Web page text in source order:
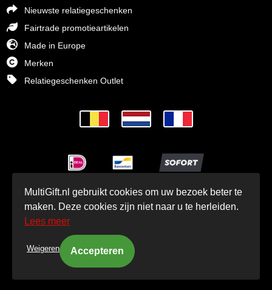
Nieuwste relatiegeschenken
Fairtrade promotieartikelen
Made in Europe
Merken
Relatiegeschenken Outlet
© MultiGift Relatiegeschenken BV 1993 - 2026
MultiGift.nl gebruikt cookies om uw bezoek beter te
maken. Deze cookies zijn niet naar u te herleiden.
Lees meer
Weigeren